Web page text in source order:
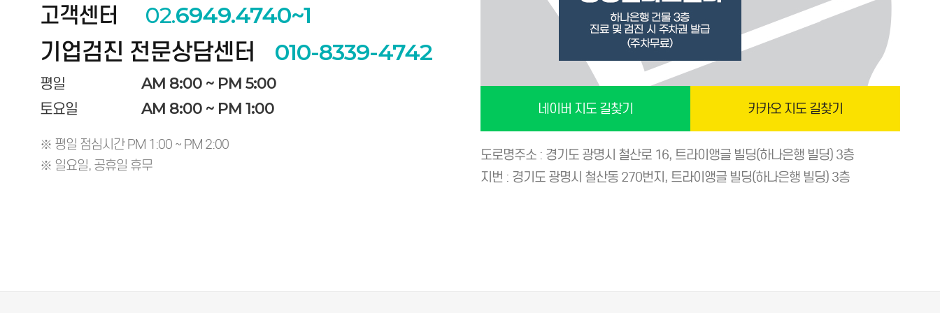
고객센터 02.6949.4740~1
기업검진 전문상담센터 010-8339-4742
평일 AM 8:00 ~ PM 5:00
토요일 AM 8:00 ~ PM 1:00
※ 평일 점심시간 PM 1:00 ~ PM 2:00
※ 일요일, 공휴일 휴무
네이버 지도 길찾기 카카오 지도 길찾기
도로명주소 : 경기도 광명시 철산로 16, 트라이앵글 빌딩(하나은행 빌딩) 3층
지번 : 경기도 광명시 철산동 270번지, 트라이앵글 빌딩(하나은행 빌딩) 3층